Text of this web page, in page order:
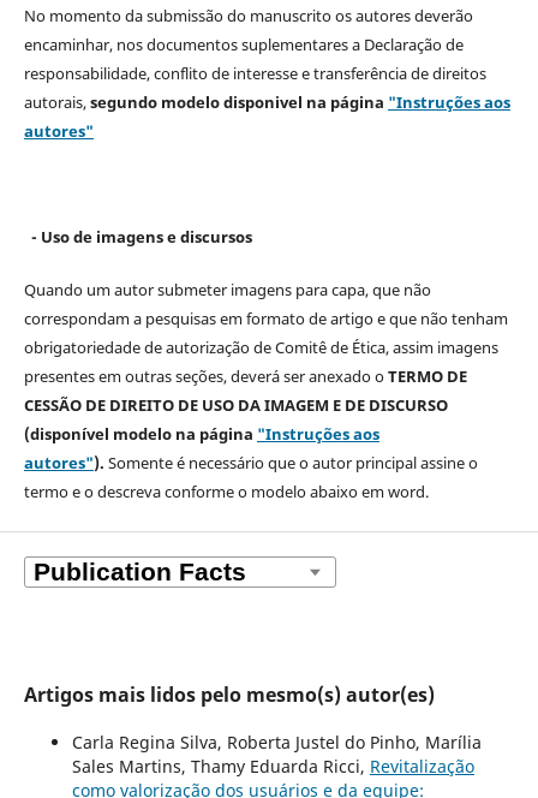
No momento da submissão do manuscrito os autores deverão
encaminhar, nos documentos suplementares a Declaração de
responsabilidade, conflito de interesse e transferência de direitos
autorais,segundo modelodisponivel na página "Instruções aos
autores"
- Uso de imagens e discursos
Quando um autor submeter imagens para capa, que não
correspondam a pesquisas em formato de artigo e que não tenham
obrigatoriedade de autorização de Comitê de Ética, assim imagens
presentes em outras seções, deverá ser anexado oTERMO DE
CESSÃO DE DIREITO DE USO DA IMAGEM E DE DISCURSO
(disponível modelo na página "Instruções aos
autores"). Somente é necessário que o autor principal assine o
termo e o descrevaconforme o modelo abaixo em word.
Artigos mais lidos pelo mesmo(s) autor(es)
Carla Regina Silva, Roberta Justel do Pinho, Marília
Sales Martins, Thamy Eduarda Ricci, Revitalização
como valorização dos usuários e da equipe: